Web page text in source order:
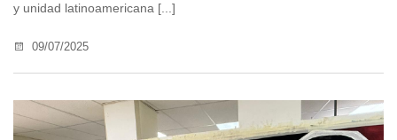
y unidad latinoamericana [...]
09/07/2025